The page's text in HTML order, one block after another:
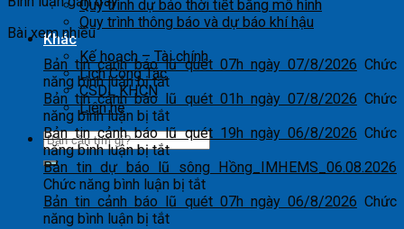
Quy trình dự báo thời tiết bằng mô hình
Quy trình thông báo và dự báo khí hậu
Khác
Kế hoạch – Tài chính
Lịch Công Tác
CSDL KHCN
Liên hệ
Bài xem nhiều
Bản tin cảnh báo lũ quét 07h ngày 07/8/2026 Chức
năng bình luận bị tắtở
Bản
tin
cảnh
báo
lũ
quét
07h
ngày
Bản tin cảnh báo lũ quét 01h ngày 07/8/2026 Chức
năng bình luận bị tắtở
Bản
tin
cảnh
báo
lũ
quét
Bản tin cảnh báo lũ quét 19h ngày 06/8/2026 Chức
năng bình luận bị tắtở
Bản
tin
cảnh
báo
Bản tin dự báo lũ sông Hồng_IMHEMS_06.08.2026
Chức năng bình luận bị tắtở
Bản
Bản tin cảnh báo lũ quét 07h ngày 06/8/2026 Chức
năng bình luận bị tắtở